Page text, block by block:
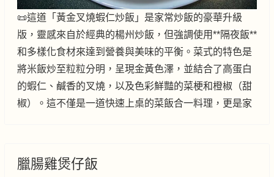
📜這道「黃金叉燒蝦仁炒飯」是家常炒飯的豪華升級
版，靈感來自於經典的楊州炒飯，但強調使用**隔夜飯**
和多樣化食材來達到營養與美味的平衡。菜式的特色是
將米飯炒至粒粒分明，呈現金黃色澤，並結合了高蛋白
的蝦仁、鹹香的叉燒，以及色彩鮮豔的菜梗和橙椒（甜
椒）。這不僅是一道快速上桌的菜飯合一料理，更是家
臘腸雞煲仔飯